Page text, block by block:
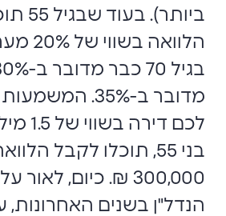
הלוואה
מדובר ב-35%.
לכם
בני 55, תוכלו לקבל
300,000 ₪. כיום,
הנדל"ן בשנים האחרונות,